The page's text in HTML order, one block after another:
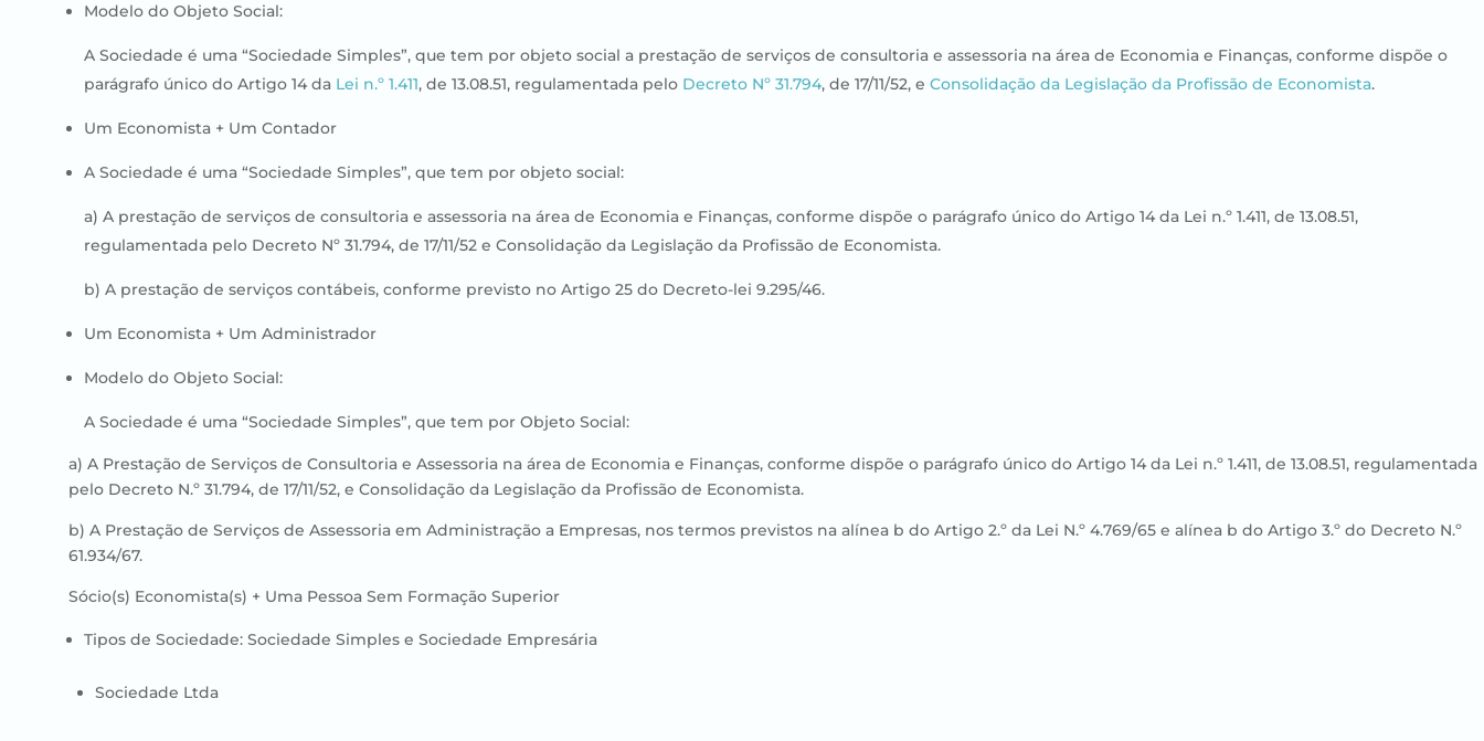
​Modelo do Objeto Social:
A Sociedade é uma “Sociedade Simples”, que tem por objeto social a prestação de serviços de consultoria e assessoria na área de Economia e Finanças, conforme dispõe o
parágrafo único do Artigo 14 da Lei n.º 1.411, de 13.08.51, regulamentada pelo Decreto Nº 31.794, de 17/11/52, e Consolidação da Legislação da Profissão de Economista.
Um Economista + Um Contador
A Sociedade é uma “Sociedade Simples”, que tem por objeto social:
a) A prestação de serviços de consultoria e assessoria na área de Economia e Finanças, conforme dispõe o parágrafo único do Artigo 14 da Lei n.º 1.411, de 13.08.51,
regulamentada pelo Decreto Nº 31.794, de 17/11/52 e Consolidação da Legislação da Profissão de Economista.
b) A prestação de serviços contábeis, conforme previsto no Artigo 25 do Decreto-lei 9.295/46.
Um Economista + Um Administrador
Modelo do Objeto Social:
A Sociedade é uma “Sociedade Simples”, que tem por Objeto Social:
a) A Prestação de Serviços de Consultoria e Assessoria na área de Economia e Finanças, conforme dispõe o parágrafo único do Artigo 14 da Lei n.º 1.411, de 13.08.51, regulamentada
pelo Decreto N.º 31.794, de 17/11/52, e Consolidação da Legislação da Profissão de Economista.
b) A Prestação de Serviços de Assessoria em Administração a Empresas, nos termos previstos na alínea b do Artigo 2.º da Lei N.º 4.769/65 e alínea b do Artigo 3.º do Decreto N.º
61.934/67.
Sócio(s) Economista(s) + Uma Pessoa Sem Formação Superior
Tipos de Sociedade: Sociedade Simples e Sociedade Empresária
Sociedade Ltda